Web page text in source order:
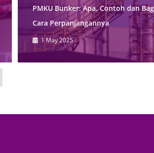
PMKU Bunker: Apa, Contoh dan
Cara Perpanjangannya
1 May 2025